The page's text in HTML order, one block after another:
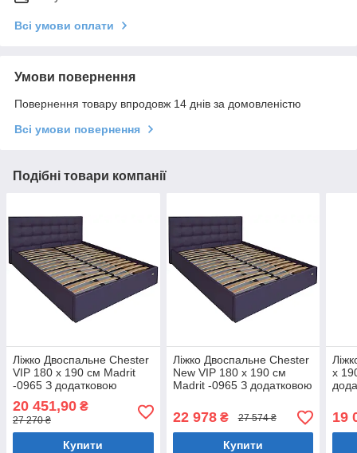
Всі умови оплати
Умови повернення
Повернення товару впродовж 14 днів за домовленістю
Всі умови повернення
Подібні товари компанії
Ліжко Двоспальне Chester
VIP 180 х 190 см Madrit
-0965 З додатковою
металевою цільнозварною
рамою Фіолетовий
20 451,90 ₴
27 270 ₴
Купити
Ліжко Двоспальне Chester
New VIP 180 х 190 см
Madrit -0965 З додатковою
рамою Фіолетовий
22 978₴ 27 574 ₴
Купити
х
19